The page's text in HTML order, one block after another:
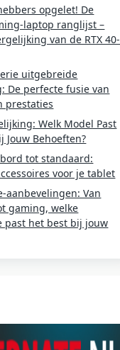
opgelet! De
laptop ranglijst –
van de RTX 40-
uitgebreide
De perfecte fusie van
prestaties
Welk Model Past
Jouw Behoeften?
tot standaard:
voor je tablet
aanbevelingen: Van
gaming, welke
past het best bij jouw